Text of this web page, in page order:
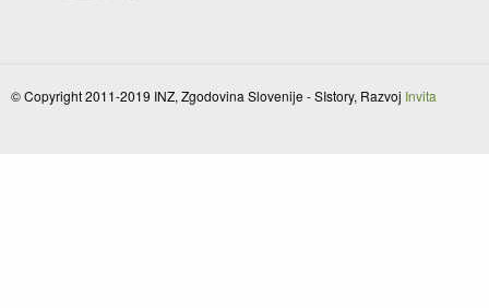
© Copyright 2011-2019 INZ, Zgodovina Slovenije - SIstory, Razvoj Invita